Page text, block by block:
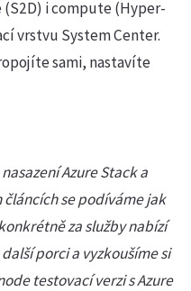
i compute (Hyper-
vrstvu System Center.
sami, nastavíte
Azure Stack a
se podíváme jak
za služby nabízí
porci a vyzkoušíme si
testovací verzi s Azure